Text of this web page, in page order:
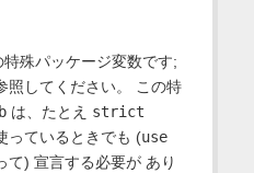
特殊パッケージ変数です;
照してください。 この特
は、たとえ strict
っているときでも (use
て) 宣言する必要が あり